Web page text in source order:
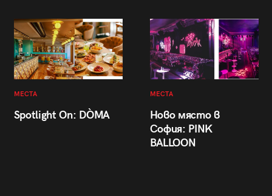
МЕСТА
Spotlight On: DÒMA
МЕСТА
Ново място в
София: PINK
BALLOON